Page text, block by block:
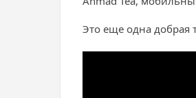
Это еще одна добрая